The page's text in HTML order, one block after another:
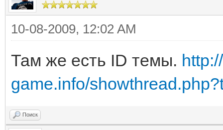
10-08-2009, 12:02 AM
Там же есть ID темы.
game.info/
Поиск